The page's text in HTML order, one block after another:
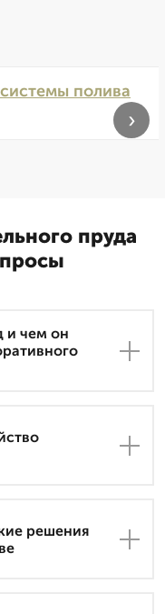
полива
›
пруда
и чем он
решения